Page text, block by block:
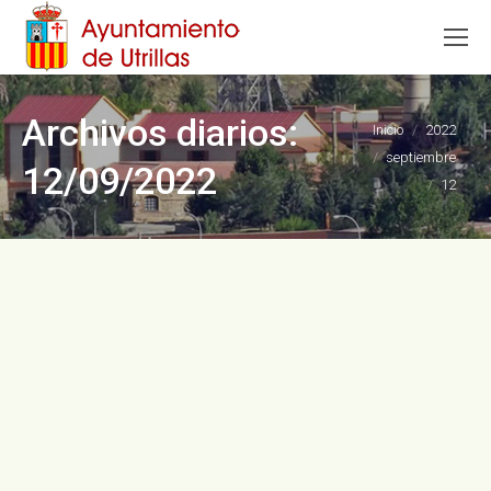
Archivos diarios:
12/09/2022
Estás aquí:
Inicio
2022
septiembre
12